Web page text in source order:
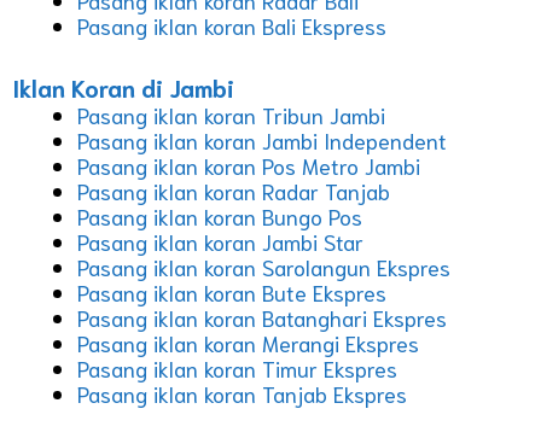
Pasang iklan koran Bali Ekspress
Iklan Koran di Jambi
Pasang iklan koran Tribun Jambi
Pasang iklan koran Jambi Independent
Pasang iklan koran Pos Metro Jambi
Pasang iklan koran Radar Tanjab
Pasang iklan koran Bungo Pos
Pasang iklan koran Jambi Star
Pasang iklan koran Sarolangun Ekspres
Pasang iklan koran Bute Ekspres
Pasang iklan koran Batanghari Ekspres
Pasang iklan koran Merangi Ekspres
Pasang iklan koran Timur Ekspres
Pasang iklan koran Tanjab Ekspres